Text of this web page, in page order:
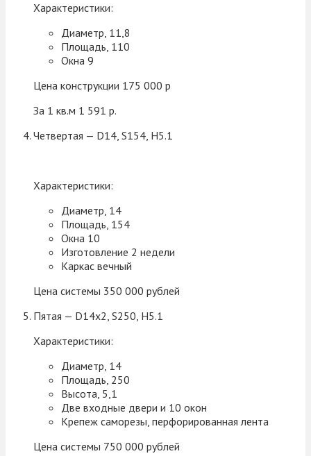
Характеристики:
Диаметр, 11,8
Площадь, 110
Окна 9
Цена конструкции 175 000 р
За 1 кв.м 1 591 р.
Четвертая — D14, S154, H5.1
Характеристики:
Диаметр, 14
Площадь, 154
Окна 10
Изготовление 2 недели
Каркас вечный
Цена системы 350 000 рублей
Пятая — D14x2, S250, H5.1
Характеристики:
Диаметр, 14
Площадь, 250
Высота, 5,1
Две входные двери и 10 окон
Крепеж саморезы, перфорированная лента
Цена системы 750 000 рублей